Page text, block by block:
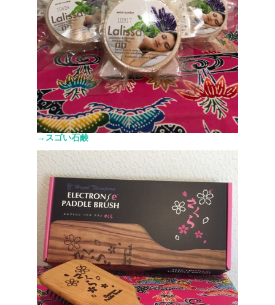
→スゴい石鹸